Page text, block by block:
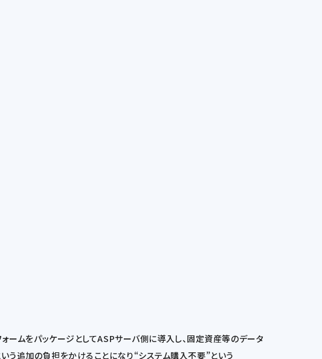
ームをパッケージとしてASPサーバ側に導入し、固定資産等のデータ
う追加の負担をかけることになり“システム購入不要”という